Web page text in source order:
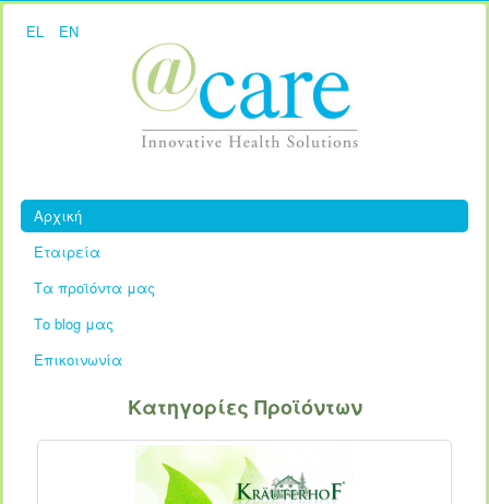
EL EN
Αρχική
Εταιρεία
Τα προϊόντα μας
Το blog μας
Επικοινωνία
Κατηγορίες Προϊόντων